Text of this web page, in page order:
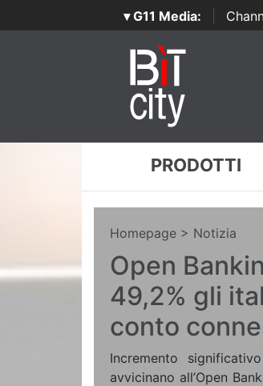
▾ G11 Media:
PRODOTTI
Homepage > Notizia
Open
49,2% gli
conto
Incremento
avvicinano all’Open